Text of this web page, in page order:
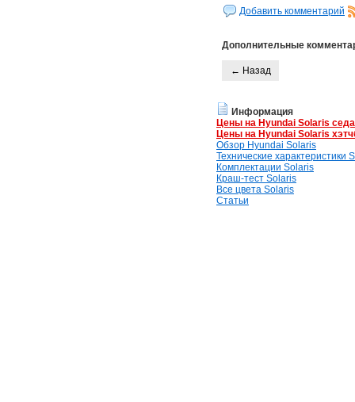
Добавить комментарий
Дополнительные
← Назад
Информация
Цены на Hyundai Solaris
Цены на Hyundai Solaris
Обзор Hyundai Solaris
Технические характеристики
Комплектации Solaris
Краш-тест Solaris
Все цвета Solaris
Статьи